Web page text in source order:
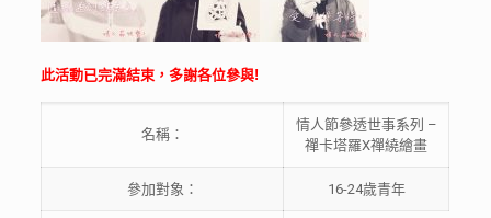
此活動已完滿結束，多謝各位參與!
名稱：
情人節參透世事系列 –
禪卡塔羅X禪繞繪畫
參加對象： 16-24歲青年